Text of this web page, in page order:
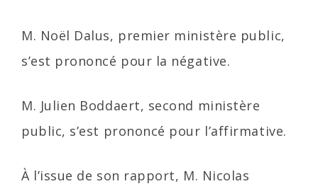
M. Noël Dalus, premier ministère public,
s’est prononcé pour la négative.
M. Julien Boddaert, second ministère
public, s’est prononcé pour l’affirmative.
À l’issue de son rapport, M. Nicolas